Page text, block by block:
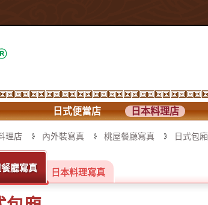
日式便當店 日本料理店
理店 內外裝寫真 桃屋餐廳寫真 日式包廂
廳寫真 日本料理寫真